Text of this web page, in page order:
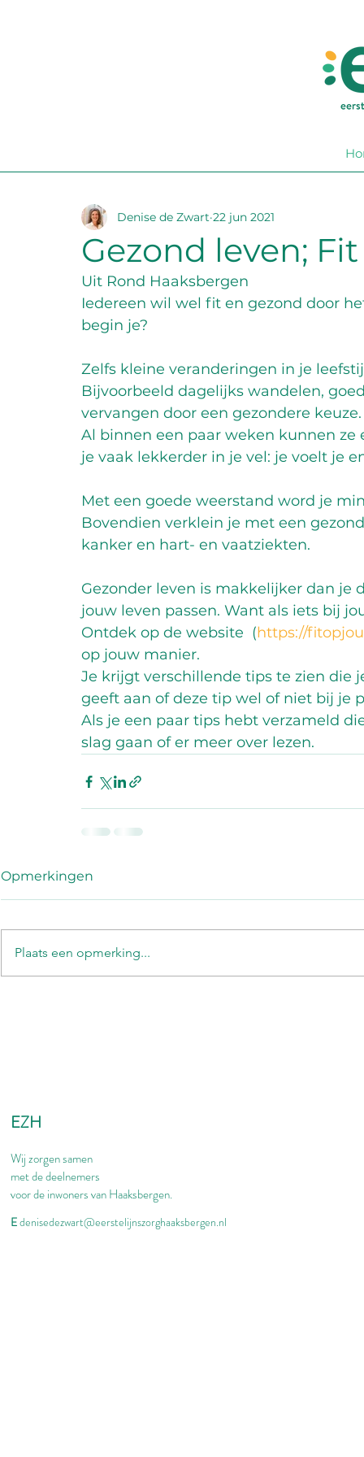
Gezond leven;
Denise de Zwart 22 jun 2021
Uit Rond Haaksbergen
Iedereen wil wel fit en gezond door
begin je?
Zelfs kleine veranderingen in je
Bijvoorbeeld dagelijks wandelen,
vervangen door een gezondere
Al binnen een paar weken kunnen
je vaak lekkerder in je vel: je voelt je
Met een goede weerstand word je
Bovendien verklein je met een
kanker en hart- en vaatziekten.
Gezonder leven is makkelijker dan
jouw leven passen. Want als iets bij
Ontdek op de website  (https://
op jouw manier.
Je krijgt verschillende tips te zien
geeft aan of deze tip wel of niet bij je
Als je een paar tips hebt verzameld
slag gaan of er meer over lezen.
Opmerkingen
Plaats een opmerking...
EZH
Wij zorgen samen
met de deelnemers
voor de inwoners van Haaksbergen.
Edenisedezwart@eerstelijnszorghaaksbergen.nl